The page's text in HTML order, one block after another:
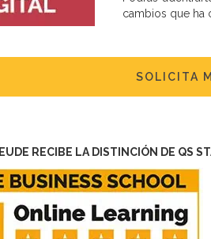
cambios que ha
SOLICITA
EUDE RECIBE LA DISTINCIÓN DE QS